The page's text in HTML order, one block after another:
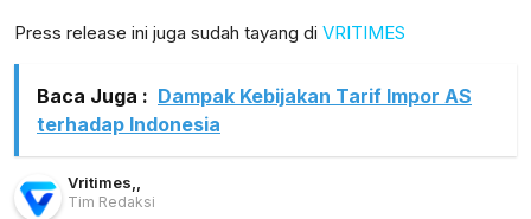
Press release ini juga sudah tayang di VRITIMES
Baca Juga : Dampak Kebijakan Tarif Impor AS
terhadap Indonesia
Vritimes
Tim Redaksi